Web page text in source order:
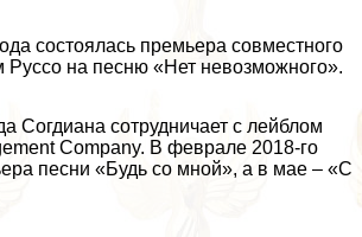
состоялась премьера совместного
Руссо на песню «Нет невозможного».
Согдиана сотрудничает с лейблом
Company. В феврале 2018-го
песни «Будь со мной», а в мае – «С